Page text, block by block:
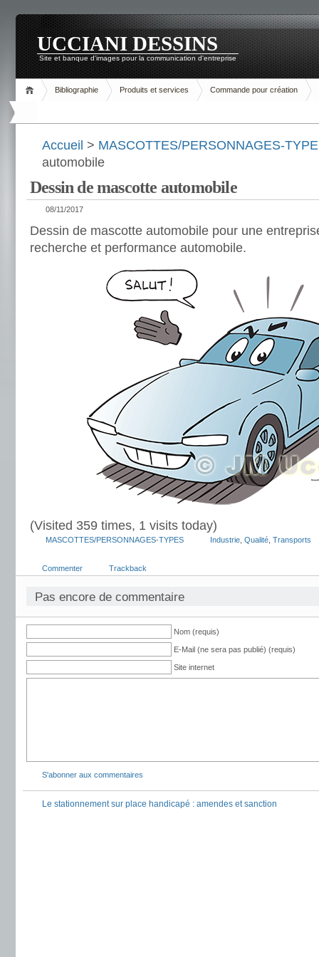
UCCIANI DESSINS
Site et banque d'images pour la communication d'entreprise
Bibliographie Produits et services Commande pour création
Accueil > MASCOTTES/PERSONNAGES-
automobile
Dessin de mascotte automobile
08/11/2017
Dessin de mascotte automobile pour une
recherche et performance automobile.
(Visited 359 times, 1 visits today)
MASCOTTES/PERSONNAGES-TYPES Industrie Qualité Transports
Commenter Trackback
Pas encore de commentaire
Nom (requis)
E-Mail (ne sera pas publié) (requis)
Site internet
S'abonner aux commentaires
Le stationnement sur place handicapé : amendes et sanction